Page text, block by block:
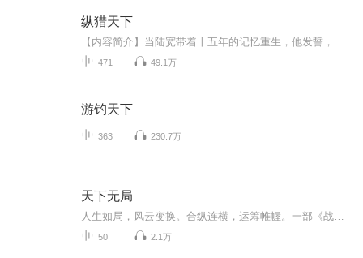
纵猎天下
471 49.1万
游钓天下
363 230.7万
天下无局
50 2.1万